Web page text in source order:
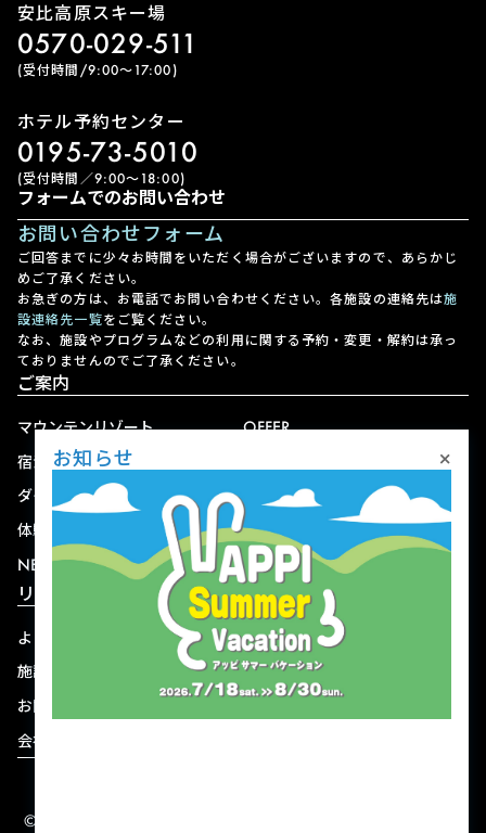
安比高原スキー場
0570-029-511
(受付時間/9:00〜17:00)
ホテル予約センター
0195-73-5010
(受付時間／9:00〜18:00)
フォームでのお問い合わせ
お問い合わせフォーム
ご回答までに少々お時間をいただく場合がございますので、あらかじ
めご了承ください。
お急ぎの方は、お電話でお問い合わせください。各施設の連絡先は施
設連絡先一覧をご覧ください。
なお、施設やプログラムなどの利用に関する予約・変更・解約は承っ
ておりませんのでご了承ください。
ご案内
マウンテンリゾート
宿泊
ダイニング
体験
NEWS
OFFER
ショップ
リゾート情報
よくある質問
施設連絡先一覧
お問い合わせ
会社概要
関連施設
資料ダウンロード
© 2004-2026 株式会社岩手ホテルアンドリゾート.
お知らせ ×